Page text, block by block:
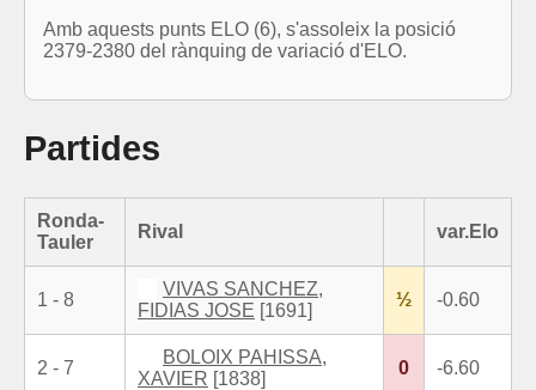
Amb aquests punts ELO (6), s'assoleix la posició
2379-2380 del rànquing de variació d'ELO.
Partides
Ronda-
Tauler
Rival var.Elo
1 - 8
VIVAS SANCHEZ,
FIDIAS JOSE [1691]
½ -0.60
2 - 7
BOLOIX PAHISSA,
XAVIER [1838]
0 -6.60